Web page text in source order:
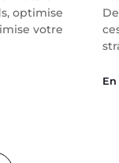
optimise
votre